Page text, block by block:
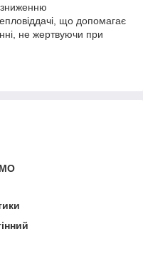
зниженню
що допомагає
не жертвуючи при